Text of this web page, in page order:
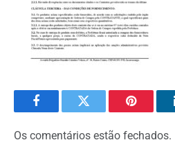
FacebookTwitter Pinterest
Os comentários estão fechados.